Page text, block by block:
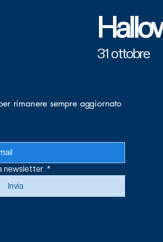
31 ottobre
rimanere sempre aggiornato
newsletter. *
Invia